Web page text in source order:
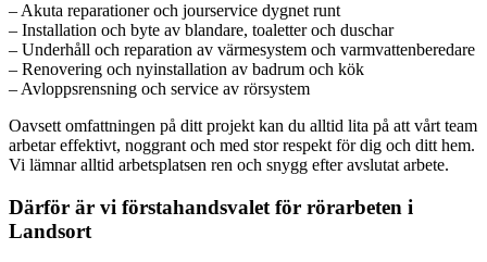
– Akuta reparationer och jourservice dygnet runt
– Installation och byte av blandare, toaletter och duschar
– Underhåll och reparation av värmesystem och varmvattenberedare
– Renovering och nyinstallation av badrum och kök
– Avloppsrensning och service av rörsystem
Oavsett omfattningen på ditt projekt kan du alltid lita på att vårt team
arbetar effektivt, noggrant och med stor respekt för dig och ditt hem.
Vi lämnar alltid arbetsplatsen ren och snygg efter avslutat arbete.
Därför är vi förstahandsvalet för rörarbeten i
Landsort